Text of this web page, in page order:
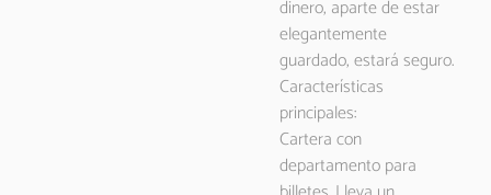
dinero, aparte de estar
elegantemente
guardado, estará seguro.
Características
principales:
Cartera con
departamento para